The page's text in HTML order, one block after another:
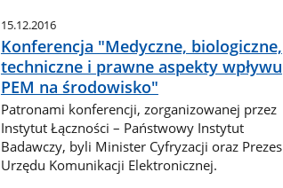
15.12.2016
Konferencja "Medyczne, biologiczne,
techniczne i prawne aspekty wpływu
PEM na środowisko"
Patronami konferencji, zorganizowanej przez
Instytut Łączności – Państwowy Instytut
Badawczy, byli Minister Cyfryzacji oraz Prezes
Urzędu Komunikacji Elektronicznej.